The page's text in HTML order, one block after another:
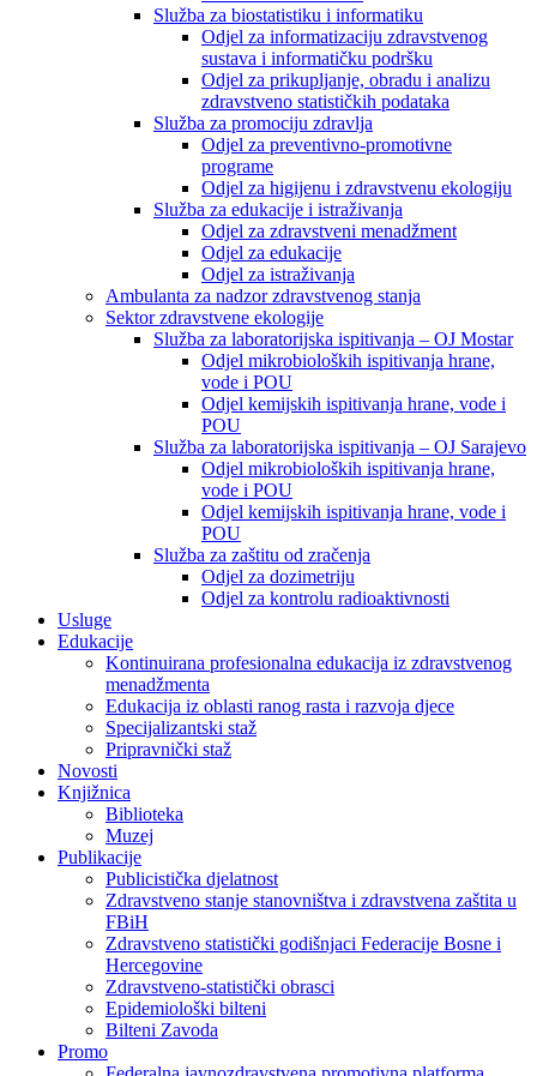
Služba za biostatistiku i informatiku
Odjel za informatizaciju zdravstvenog
sustava i informatičku podršku
Odjel za prikupljanje, obradu i analizu
zdravstveno statističkih podataka
Služba za promociju zdravlja
Odjel za preventivno-promotivne
programe
Odjel za higijenu i zdravstvenu ekologiju
Služba za edukacije i istraživanja
Odjel za zdravstveni menadžment
Odjel za edukacije
Odjel za istraživanja
Ambulanta za nadzor zdravstvenog stanja
Sektor zdravstvene ekologije
Služba za laboratorijska ispitivanja – OJ Mostar
Odjel mikrobioloških ispitivanja hrane,
vode i POU
Odjel kemijskih ispitivanja hrane, vode i
POU
Služba za laboratorijska ispitivanja – OJ Sarajevo
Odjel mikrobioloških ispitivanja hrane,
vode i POU
Odjel kemijskih ispitivanja hrane, vode i
POU
Služba za zaštitu od zračenja
Odjel za dozimetriju
Odjel za kontrolu radioaktivnosti
Usluge
Edukacije
Kontinuirana profesionalna edukacija iz zdravstvenog
menadžmenta
Edukacija iz oblasti ranog rasta i razvoja djece
Specijalizantski staž
Pripravnički staž
Novosti
Knjižnica
Biblioteka
Muzej
Publikacije
Publicistička djelatnost
Zdravstveno stanje stanovništva i zdravstvena zaštita u
FBiH
Zdravstveno statistički godišnjaci Federacije Bosne i
Hercegovine
Zdravstveno-statistički obrasci
Epidemiološki bilteni
Bilteni Zavoda
Promo